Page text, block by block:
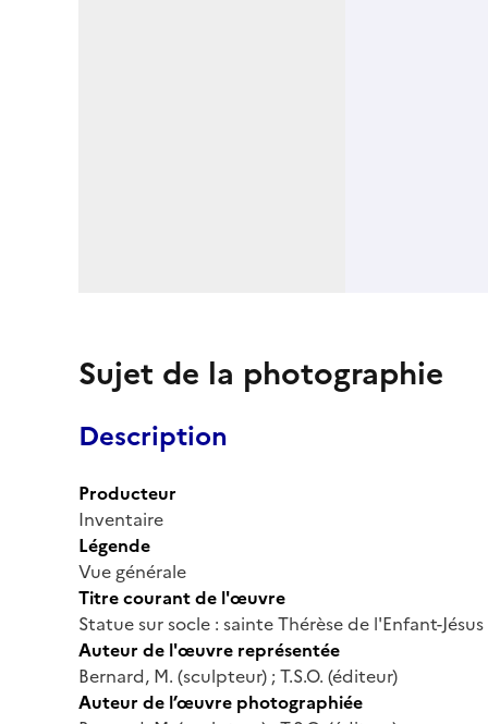
Sujet de la photographie
Description
Producteur
Inventaire
Légende
Vue générale
Titre courant de l'œuvre
Statue sur socle : sainte Thérèse de l'Enfant-
Auteur de l'œuvre représentée
Bernard, M. (sculpteur) ; T.S.O. (éditeur)
Auteur de l’œuvre photographiée